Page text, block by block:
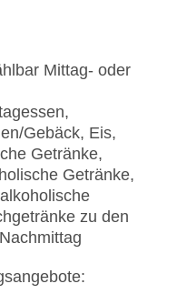
Mittag- oder
Gebäck, Eis,
Getränke,
Getränke,
zu den